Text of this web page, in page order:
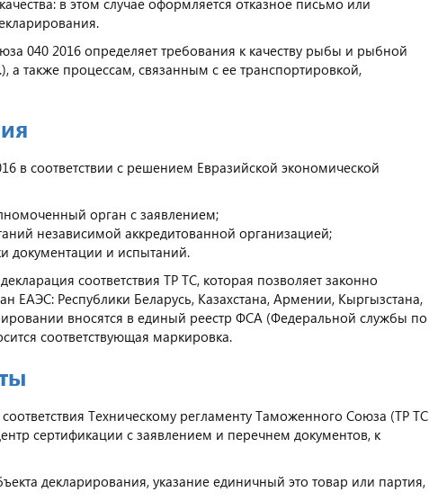
в этом случае оформляется отказное письмо или
040 2016 определяет требования к качеству рыбы и рыбной
а также процессам, связанным с ее транспортировкой,
в соответствии с решением Евразийской экономической
орган с заявлением;
независимой аккредитованной организацией;
документации и испытаний.
соответствия ТР ТС, которая позволяет законно
ЕАЭС: Республики Беларусь, Казахстана, Армении, Кыргызстана,
вносятся в единый реестр ФСА (Федеральной службы по
соответствующая маркировка.
Техническому регламенту Таможенного Союза (ТР ТС
сертификации с заявлением и перечнем документов, к
декларирования, указание единичный это товар или партия,